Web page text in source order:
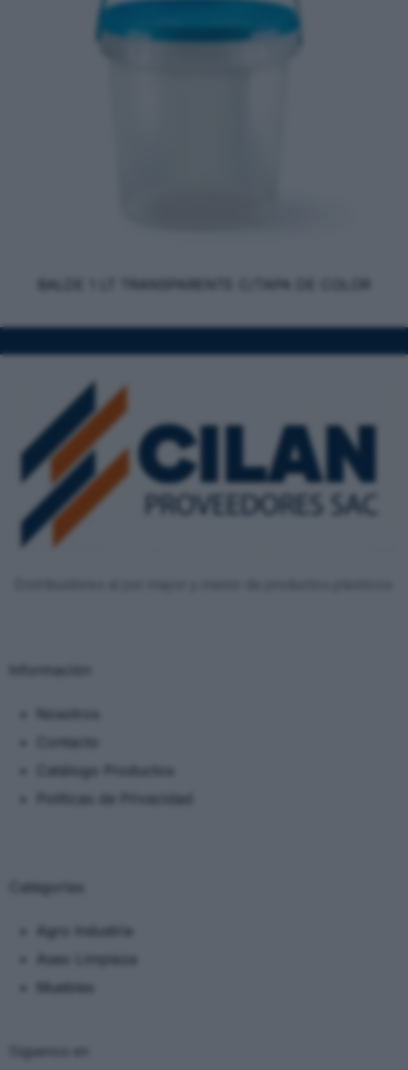
Información
Políticas de Privacidad
Categorias
Aseo Limpieza
Muebles